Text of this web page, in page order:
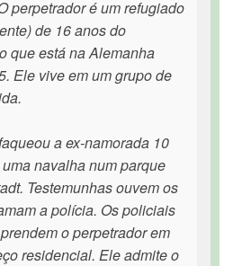
perpetrador é um refugiado
de 16 anos do
que está na Alemanha
Ele vive em um grupo de
a ex-namorada 10
navalha num parque
Testemunhas ouvem os
a polícia. Os policiais
o perpetrador em
residencial. Ele admite o